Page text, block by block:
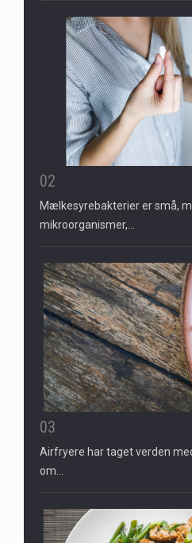
02
Mælkesyrebakterier er små,
mikroorganismer,…
03
Airfryere har taget verden
om…